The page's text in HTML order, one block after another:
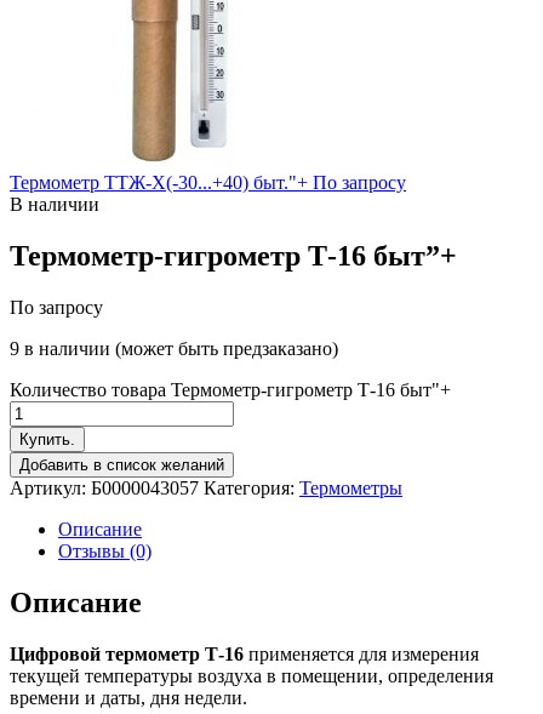
Термометр ТТЖ-Х(-30...+40) быт."+ По запросу
В наличии
Термометр-гигрометр Т-16 быт”+
По запросу
9 в наличии (может быть предзаказано)
Количество товара Термометр-гигрометр Т-16 быт"+
Купить.
Добавить в список желаний
Артикул: Б0000043057 Категория: Термометры
Описание
Отзывы (0)
Описание
Цифровой термометр Т-16 применяется для измерения
текущей температуры воздуха в помещении, определения
времени и даты, дня недели.